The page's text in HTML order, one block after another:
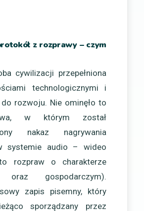
z rozprawy – czym
cywilizacji przepełniona
technologicznymi i
rozwoju. Nie ominęło to
w którym został
nakaz nagrywania
systemie audio – wideo
rozpraw o charakterze
oraz gospodarczym).
zapis pisemny, który
sporządzany przez